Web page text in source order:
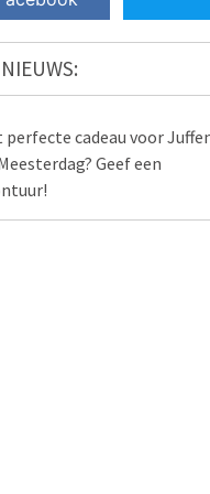
perfecte cadeau voor
Geef een